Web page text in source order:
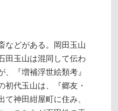
などがある。岡田玉山
田玉山は混同して伝わ
『増補浮世絵類考』
初代玉山は、『郷友・
神田紺屋町に住み、